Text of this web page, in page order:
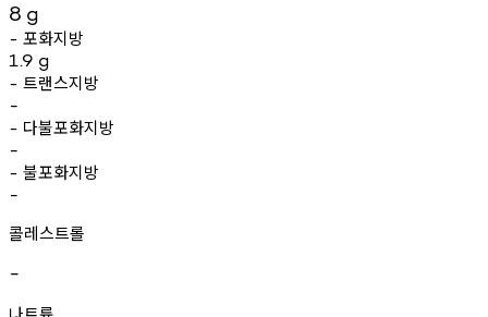
8 g
- 포화지방
1.9 g
- 트랜스지방
-
- 다불포화지방
-
- 불포화지방
-
콜레스트롤
-